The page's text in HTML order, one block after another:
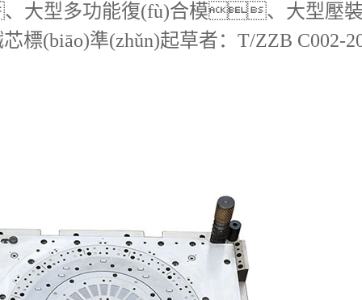
型多功能復(fù)合模、大型壓
(biāo)準(zhǔn)起草者：T/ZZB C002-